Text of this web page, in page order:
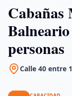
Cabañas
personas
Calle 40 entre